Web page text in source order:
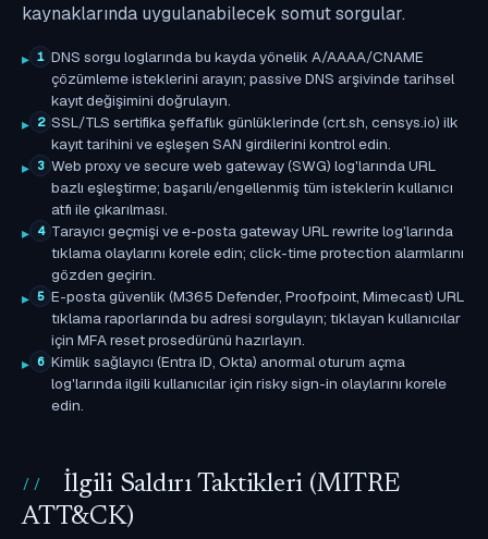
kaynaklarında uygulanabilecek somut sorgular.
1 DNS sorgu loglarında bu kayda yönelik A/AAAA/CNAME
çözümleme isteklerini arayın; passive DNS arşivinde tarihsel
kayıt değişimini doğrulayın.
2 SSL/TLS sertifika şeffaflık günlüklerinde (crt.sh, censys.io) ilk
kayıt tarihini ve eşleşen SAN girdilerini kontrol edin.
3 Web proxy ve secure web gateway (SWG) log'larında URL
bazlı eşleştirme; başarılı/engellenmiş tüm isteklerin kullanıcı
atfı ile çıkarılması.
4 Tarayıcı geçmişi ve e-posta gateway URL rewrite log'larında
tıklama olaylarını korele edin; click-time protection alarmlarını
gözden geçirin.
5 E-posta güvenlik (M365 Defender, Proofpoint, Mimecast) URL
tıklama raporlarında bu adresi sorgulayın; tıklayan kullanıcılar
için MFA reset prosedürünü hazırlayın.
6 Kimlik sağlayıcı (Entra ID, Okta) anormal oturum açma
log'larında ilgili kullanıcılar için risky sign-in olaylarını korele
edin.
İlgili Saldırı Taktikleri (MITRE
ATT&CK)